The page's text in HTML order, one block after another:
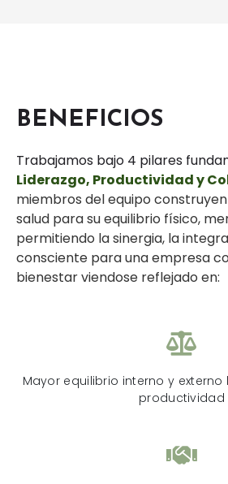
BENEFICIOS
Trabajamos bajo 4 pilares
Liderazgo, Productividad y
miembros del equipo
salud para su equilibrio físico,
permitiendo la sinergia, la
consciente para una empresa
bienestar viendose reflejado en:
Mayor equilibrio interno y
productividad